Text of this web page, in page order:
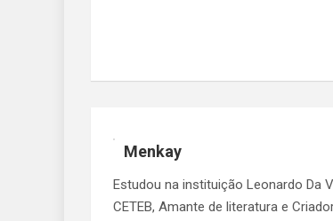
Menkay
Estudou na instituição Leonardo Da
CETEB, Amante de literatura e